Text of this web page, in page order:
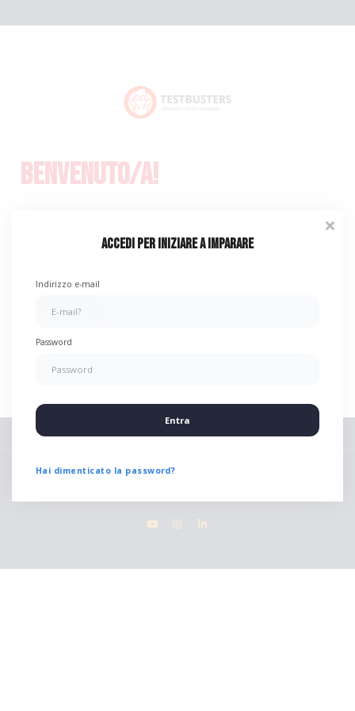
Benvenuto/a!
esercitarti con le simulazioni dei test e
Accedi
Copyright © 2026
Accedi per iniziare a imparare
Indirizzo e-mail
Password
Entra
Hai dimenticato la password?